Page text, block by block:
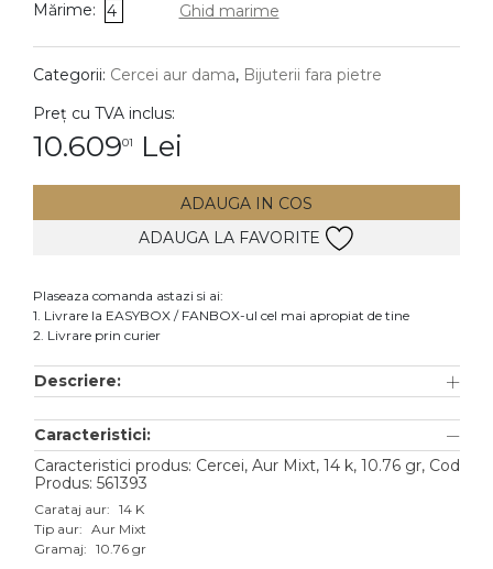
DIAMANTE Vezi toate
Cercei
Accesorii
Aur alb
Aur roz
Aur mixt
Mărime: 4 Ghid marime
Categorii: Cercei aur dama, Bijuterii fara pietre
Preț cu TVA inclus:
10.60901 Lei
ADAUGA IN COS
ADAUGA LA FAVORITE
Plaseaza comanda astazi si ai:
1. Livrare la EASYBOX / FANBOX-ul cel mai apropiat de tine
2. Livrare prin curier
Descriere:
Caracteristici:
Caracteristici produs: Cercei, Aur Mixt, 14 k, 10.76 gr, Cod
Produs: 561393
Carataj aur: 14 K
Tip aur: Aur Mixt
Gramaj: 10.76 gr